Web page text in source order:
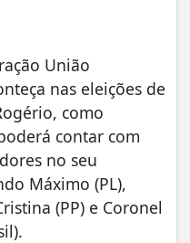
União
nas eleições de
como
contar com
no seu
Máximo (PL),
(PP) e Coronel